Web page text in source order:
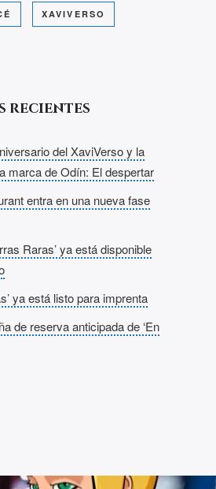
XAVIVERSO
recientes
del XaviVerso y la
marca de Odín: El despertar
entra en una nueva fase
Raras’ ya está disponible
ya está listo para imprenta
de reserva anticipada de ‘En